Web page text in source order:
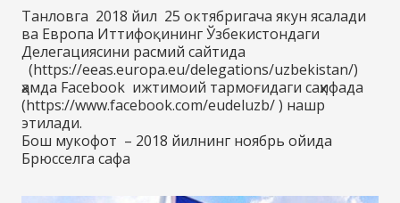
Танловга 2018 йил 25 октябригача якун ясалади
ва Европа Иттифоқининг Ўзбекистондаги
Делегациясини расмий сайтида
(https://eeas.europa.eu/delegations/uzbekistan/)
ҳамда Facebook ижтимоий тармоғидаги саҳифада
(https://www.facebook.com/eudeluzb/ ) нашр
этилади.
Бош мукофот – 2018 йилнинг ноябрь ойида
Брюсселга сафа